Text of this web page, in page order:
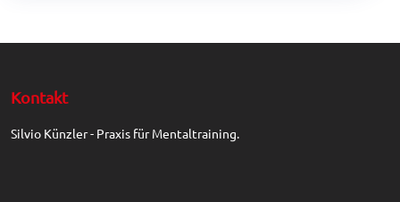
Kontakt
Silvio Künzler - Praxis für Mentaltraining.